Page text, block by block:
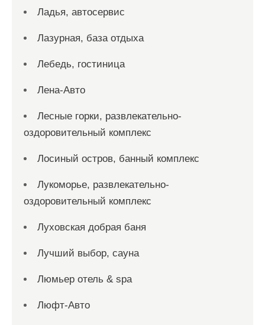
Ладья, автосервис
Лазурная, база отдыха
Лебедь, гостиница
Лена-Авто
Лесные горки, развлекательно-
оздоровительный комплекс
Лосиный остров, банный комплекс
Лукоморье, развлекательно-
оздоровительный комплекс
Луховская добрая баня
Лучший выбор, сауна
Люмьер отель & spa
Люфт-Авто